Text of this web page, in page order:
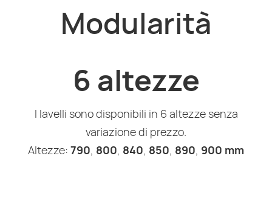
Modularità
6 altezze
I lavelli sono disponibili in 6 altezze senza
variazione di prezzo.
Altezze: 790, 800, 840, 850, 890, 900 mm